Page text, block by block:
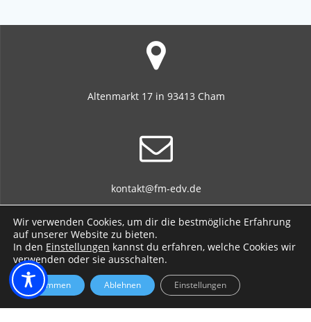
Altenmarkt 17 in 93413 Cham
kontakt@fm-edv.de
+49 170 701 717 3 / +49 9971 765 496 8
Wir verwenden Cookies, um dir die bestmögliche Erfahrung
auf unserer Website zu bieten.
In den Einstellungen kannst du erfahren, welche Cookies wir
verwenden oder sie ausschalten.
Zustimmen Ablehnen Einstellungen